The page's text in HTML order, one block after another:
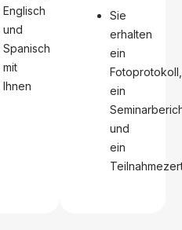
Englisch
und
Spanisch
mit
Ihnen
Sie
erhalten
ein
Fotoprotokoll,
ein
und
ein